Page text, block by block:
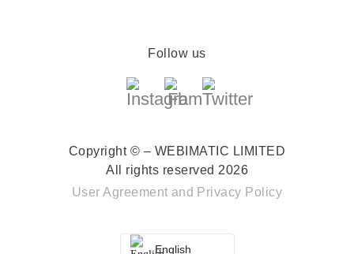
Follow us
Copyright © – WEBIMATIC LIMITED
All rights reserved 2026
User Agreement and Privacy Policy
English